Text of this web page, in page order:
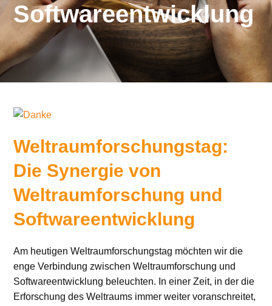
Softwareentwicklung
Weltraumforschungstag:
Die Synergie von
Weltraumforschung und
Softwareentwicklung
Am heutigen Weltraumforschungstag möchten wir die
enge Verbindung zwischen Weltraumforschung und
Softwareentwicklung beleuchten. In einer Zeit, in der die
Erforschung des Weltraums immer weiter voranschreitet,